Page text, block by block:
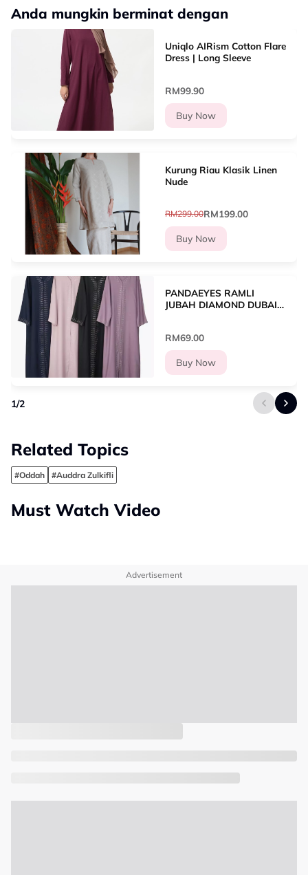
Anda mungkin berminat dengan
Uniqlo AIRism Cotton Flare
Dress | Long Sleeve
RM99.90
Buy Now
Kurung Riau Klasik Linen
Nude
RM299.00RM199.00
Buy Now
PANDAEYES RAMLI
JUBAH DIAMOND DUBAI
RM69.00
Buy Now
1/2
Related Topics
#Oddah #Auddra Zulkifli
Must Watch Video
Advertisement